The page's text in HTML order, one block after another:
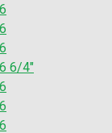
6/4″